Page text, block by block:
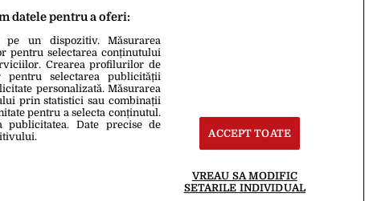
datele pentru a oferi:
pe un dispozitiv. Măsurarea
pentru selectarea conținutului
Crearea profilurilor de
pentru selectarea publicității
personalizată. Măsurarea
prin statistici sau combinații
pentru a selecta conținutul.
Date precise de
ACCEPT TOATE
VREAU SA MODIFIC
SETARILE INDIVIDUAL